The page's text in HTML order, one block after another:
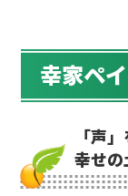
幸家ペ
「声
幸せの